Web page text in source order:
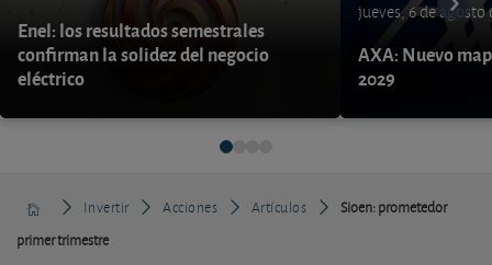
Enel: los resultados semestrales
confirman la solidez del negocio
eléctrico
jueves, 6 de agosto
AXA: Nuevo
2029
Invertir Acciones Artículos
Sioen: prometedor
primer trimestre